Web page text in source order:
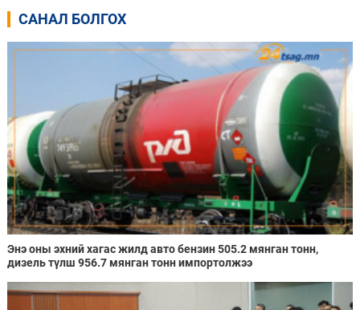
САНАЛ БОЛГОХ
Энэ оны эхний хагас жилд авто бензин 505.2 мянган тонн,
дизель түлш 956.7 мянган тонн импортолжээ